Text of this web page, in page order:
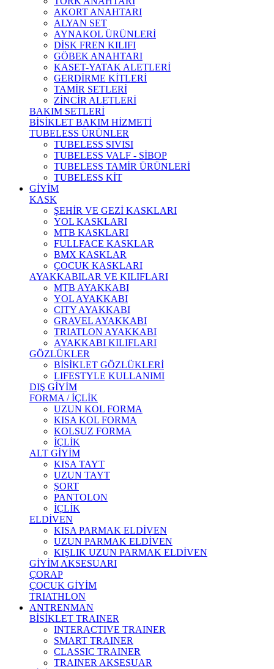
AKORT ANAHTARI
ALYAN SET
AYNAKOL ÜRÜNLERİ
DİSK FREN KILIFI
GÖBEK ANAHTARI
KASET-YATAK ALETLERİ
GERDİRME KİTLERİ
TAMİR SETLERİ
ZİNCİR ALETLERİ
BAKIM SETLERİ
BİSİKLET BAKIM HİZMETİ
TUBELESS ÜRÜNLER
TUBELESS SIVISI
TUBELESS VALF - SİBOP
TUBELESS TAMİR ÜRÜNLERİ
TUBELESS KİT
GİYİM
KASK
ŞEHİR VE GEZİ KASKLARI
YOL KASKLARI
MTB KASKLARI
FULLFACE KASKLAR
BMX KASKLAR
ÇOCUK KASKLARI
AYAKKABILAR VE KILIFLARI
MTB AYAKKABI
YOL AYAKKABI
CITY AYAKKABI
GRAVEL AYAKKABI
TRIATLON AYAKKABI
AYAKKABI KILIFLARI
GÖZLÜKLER
BİSİKLET GÖZLÜKLERİ
LIFESTYLE KULLANIMI
DIŞ GİYİM
FORMA / İÇLİK
UZUN KOL FORMA
KISA KOL FORMA
KOLSUZ FORMA
İÇLİK
ALT GİYİM
KISA TAYT
UZUN TAYT
ŞORT
PANTOLON
İÇLİK
ELDİVEN
KISA PARMAK ELDİVEN
UZUN PARMAK ELDİVEN
KIŞLIK UZUN PARMAK ELDİVEN
GİYİM AKSESUARI
ÇORAP
ÇOCUK GİYİM
TRIATHLON
ANTRENMAN
BİSİKLET TRAINER
INTERACTIVE TRAINER
SMART TRAINER
CLASSIC TRAINER
TRAINER AKSESUAR